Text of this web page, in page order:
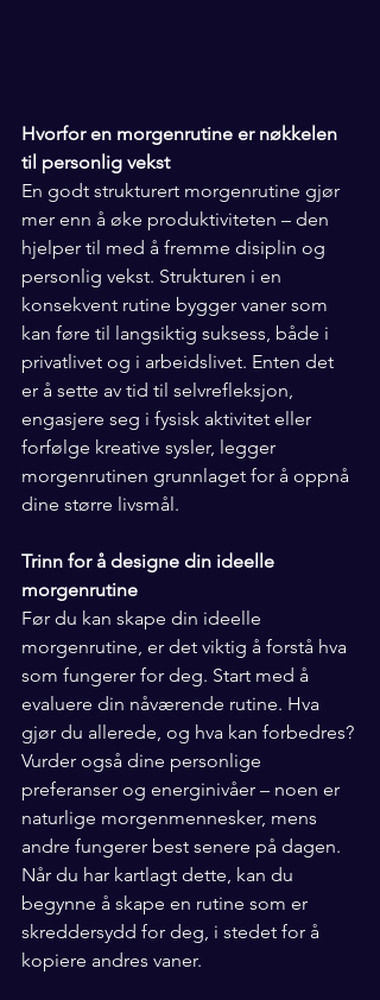
Hvorfor en morgenrutine er nøkkelen
til personlig vekst
En godt strukturert morgenrutine gjør
mer enn å øke produktiviteten – den
hjelper til med å fremme disiplin og
personlig vekst. Strukturen i en
konsekvent rutine bygger vaner som
kan føre til langsiktig suksess, både i
privatlivet og i arbeidslivet. Enten det
er å sette av tid til selvrefleksjon,
engasjere seg i fysisk aktivitet eller
forfølge kreative sysler, legger
morgenrutinen grunnlaget for å oppnå
dine større livsmål.
Trinn for å designe din ideelle
morgenrutine
Før du kan skape din ideelle
morgenrutine, er det viktig å forstå hva
som fungerer for deg. Start med å
evaluere din nåværende rutine. Hva
gjør du allerede, og hva kan forbedres?
Vurder også dine personlige
preferanser og energinivåer – noen er
naturlige morgenmennesker, mens
andre fungerer best senere på dagen.
Når du har kartlagt dette, kan du
begynne å skape en rutine som er
skreddersydd for deg, i stedet for å
kopiere andres vaner.